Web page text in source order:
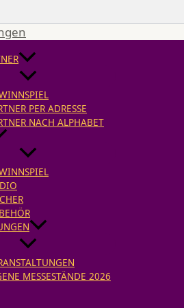
PER ADRESSE
NACH ALPHABET
MESSESTÄNDE 2026